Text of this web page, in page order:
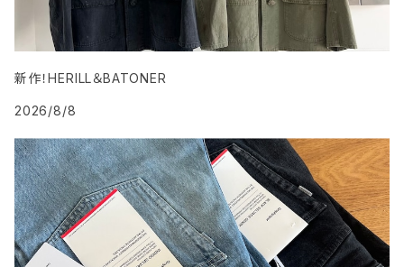
新作！HERILL＆BATONER
2026/8/8